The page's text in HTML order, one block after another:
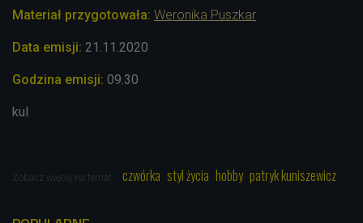
Materiał przygotowała: Weronika Puszkar
Data emisji: 21.11.2020
Godzina emisji: 09.30
kul
Zobacz więcej na temat: czwórka styl życia hobby patryk kuniszewicz